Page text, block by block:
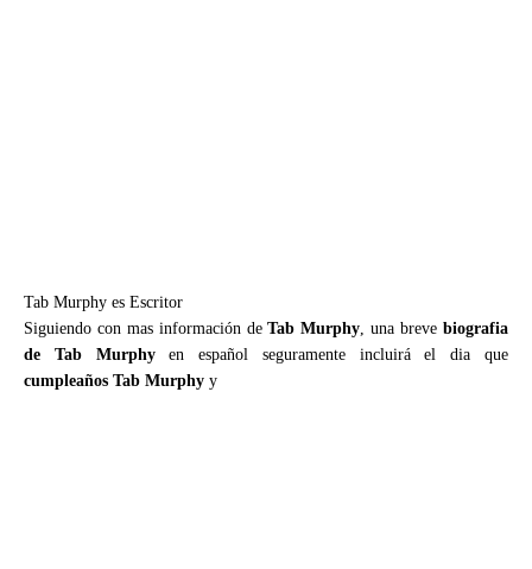
Tab Murphy es Escritor
Siguiendo con mas información deTab Murphy, una brevebiografia
de Tab Murphyen español seguramente incluirá el dia que
cumpleaños Tab Murphy y